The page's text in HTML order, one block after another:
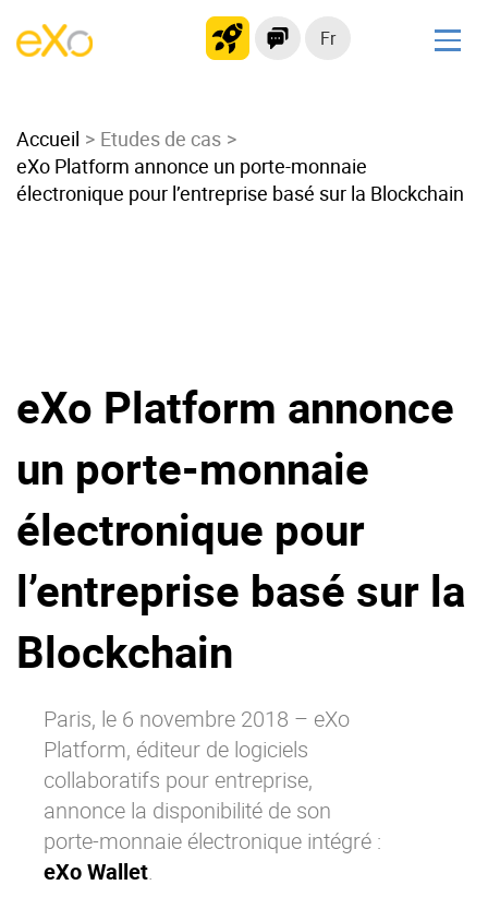
Fr
Intranet moderne
Plateforme collaborative
Réseau social
Migrer vers eXo Platform
Produit
La Plateforme
Pourquoi eXo
Internationalisation
No code
IA maitrisée
Architecture
Sécurité
Open source
Accueil
Etudes de cas
eXo Platform annonce un porte-monnaie
électronique pour l’entreprise basé sur la Blockchain
eXo Platform annonce
un porte-monnaie
électronique pour
l’entreprise basé sur la
Blockchain
Paris, le 6 novembre 2018 – eXo
Platform, éditeur de logiciels
collaboratifs pour entreprise,
annonce la disponibilité de son
porte-monnaie électronique intégré :
eXo Wallet.